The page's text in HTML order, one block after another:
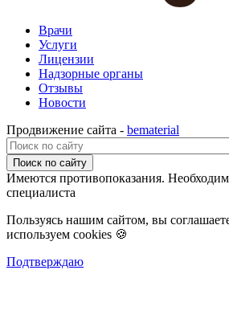
Врачи
Услуги
Лицензии
Надзорные органы
Отзывы
Новости
Продвижение сайта - bematerial
Поиск по сайту
Имеются противопоказания.
специалиста
Пользуясь нашим сайтом, вы
используем cookies 🍪
Подтверждаю